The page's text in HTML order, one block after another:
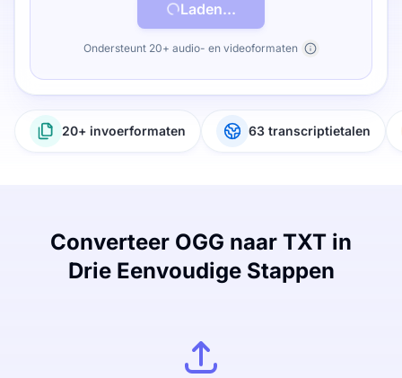
Laden...
Ondersteunt 20+ audio- en videoformaten
20+ invoerformaten 63 transcriptietalen
Converteer OGG naar TXT in
Drie Eenvoudige Stappen